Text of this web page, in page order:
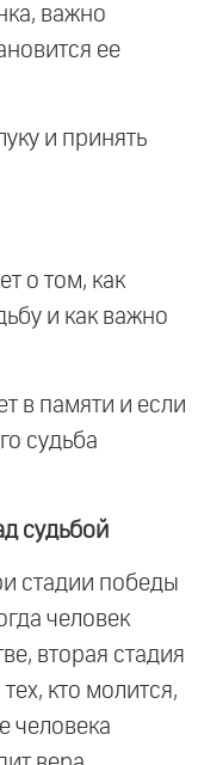
важно
ее
и принять
о том, как
и как важно
в памяти и если
судьба
судьбой
стадии победы
человек
вторая стадия
кто молится,
человека